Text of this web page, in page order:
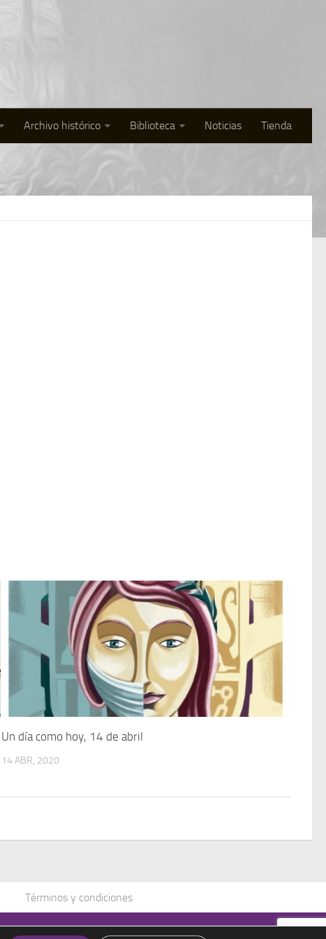
Archivo histórico Biblioteca Noticias Tienda
Un día como hoy, 14 de abril
14 ABR, 2020
Términos y condiciones